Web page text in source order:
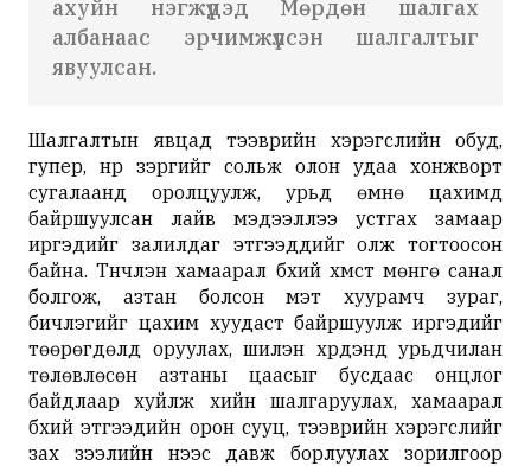
ахуйн нэгжүүдэд Мөрдөн шалгах
албанаас эрчимжүүлсэн шалгалтыг
явуулсан.
Шалгалтын явцад тээврийн хэрэгслийн обуд,
гупер, нүүр зэргийг сольж олон удаа хонжворт
сугалаанд оролцуулж, урьд өмнө цахимд
байршуулсан лайв мэдээллээ устгах замаар
иргэдийг залилдаг этгээдүүдийг олж тогтоосон
байна. Түүнчлэн хамаарал бүхий хүмүүст мөнгө санал
болгож, азтан болсон мэт хуурамч зураг,
бичлэгийг цахим хуудаст байршуулж иргэдийг
төөрөгдөлд оруулах, шилэн хүрдэнд урьдчилан
төлөвлөсөн азтаны цаасыг бусдаас онцлог
байдлаар хуйлж хийн шалгаруулах, хамаарал
бүхий этгээдийн орон сууц, тээврийн хэрэгслийг
зах зээлийн үнээс давж борлуулах зорилгоор